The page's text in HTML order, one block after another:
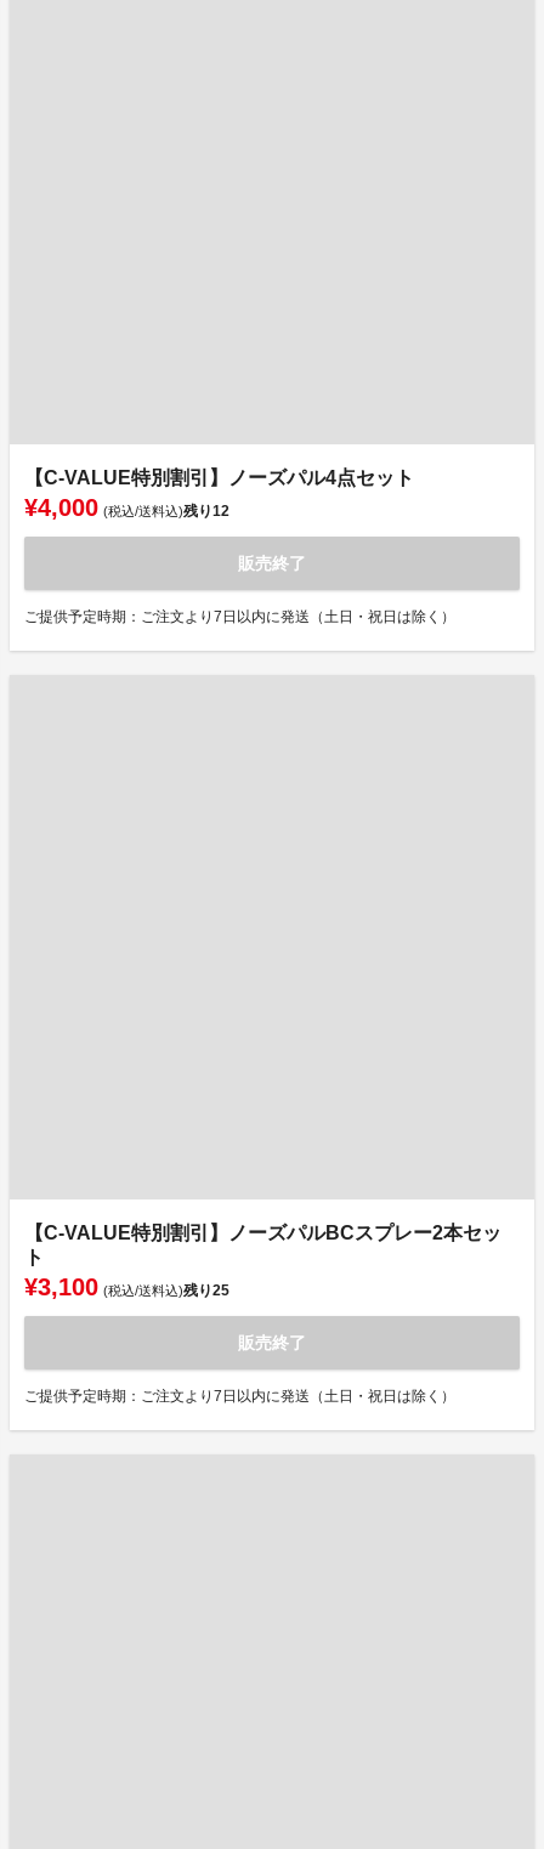
【C-VALUE特別割引】ノーズパル4点セット
¥4,000 (税込/送料込)残り12
販売終了
ご提供予定時期：ご注文より7日以内に発送（土日・祝日は除く）
【C-VALUE特別割引】ノーズパルBCスプレー2本セッ
ト
¥3,100 (税込/送料込)残り25
販売終了
ご提供予定時期：ご注文より7日以内に発送（土日・祝日は除く）